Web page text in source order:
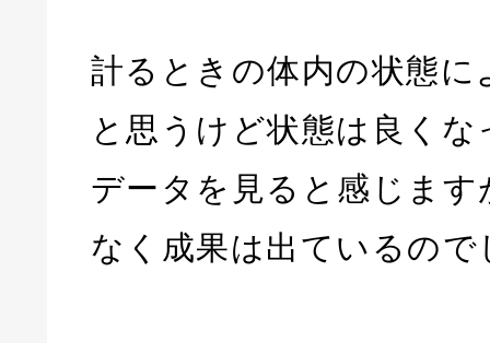
計るときの体内の状態に
と思うけど状態は良く
データを見ると感じま
なく成果は出ているので